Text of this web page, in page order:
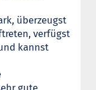
überzeugst
verfügst
kannst
gute